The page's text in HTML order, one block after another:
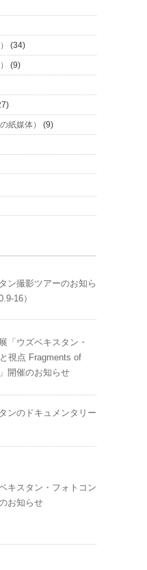
(34)
(9)
紙媒体） (9)
ン撮影ツアーのお知ら
16）
「ウズベキスタン・
視点 Fragments of
開催のお知らせ
ンのドキュメンタリー
キスタン・フォトコン
お知らせ